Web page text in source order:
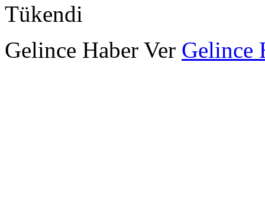
Tükendi
Gelince Haber Ver Gelince